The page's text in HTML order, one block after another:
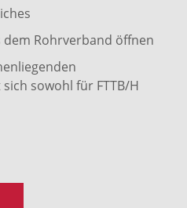
dem Rohrverband öffnen
sowohl für FTTB/H